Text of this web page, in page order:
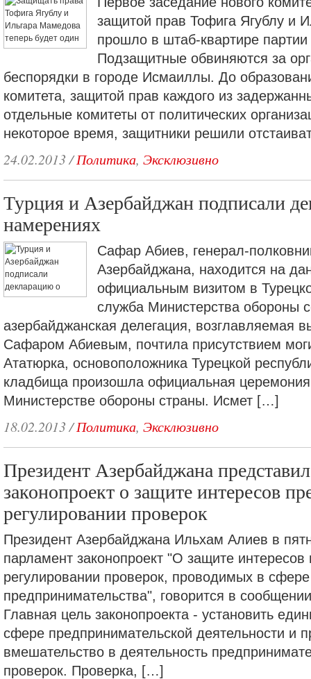
защитой прав Тофига Ягублу и
прошло в штаб-квартире
Подзащитные обвиняются за
беспорядки в городе Исмаиллы. До
комитета, защитой прав каждого из
отдельные комитеты от политических
некоторое время, защитники решили
24.02.2013 /Политика, Эксклюзивно
Турция и Азербайджан подписали
намерениях
Сафар Абиев, генерал-
Азербайджана, находится на
официальным визитом в
служба Министерства обороны
азербайджанская делегация, возглавляемая
Сафаром Абиевым, почтила присутствием
Ататюрка, основоположника Турецкой
кладбища произошла официальная церемония
Министерстве обороны страны. Исмет […]
18.02.2013 /Политика, Эксклюзивно
Президент Азербайджана
законопроект о защите интересов
регулировании проверок
Президент Азербайджана Ильхам Алиев в
парламент законопроект "О защите
регулировании проверок, проводимых в сфере
предпринимательства", говорится в
Главная цель законопроекта - установить
сфере предпринимательской деятельности и
вмешательство в деятельность
проверок. Проверка, […]